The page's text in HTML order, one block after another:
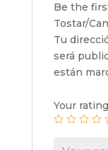
Be the
Tostar/
Tu
será
están
Your rating